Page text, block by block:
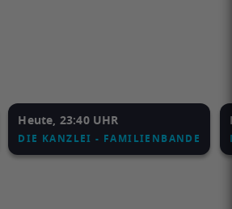
Heute, 23:40 UHR
DIE KANZLEI - FAMILIENBANDE